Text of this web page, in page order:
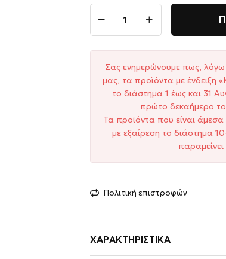
Σας ενημερώνουμε πως, λόγω
μας, τα προϊόντα με ένδειξη
το διάστημα 1 έως και 31
πρώτο δεκαήμερο
Τα προϊόντα που είναι άμεσα
με εξαίρεση το διάστημα
Πολιτική επιστροφών
ΧΑΡΑΚΤΗΡΙΣΤΙΚΆ